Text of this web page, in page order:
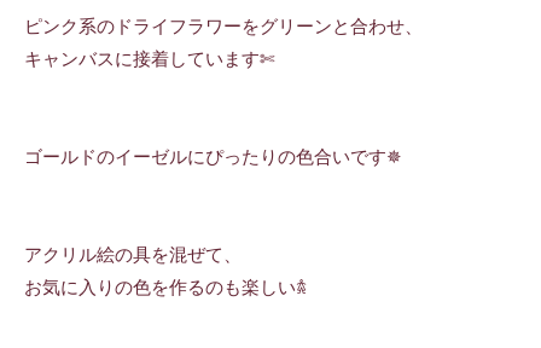
ピンク系のドライフラワーをグリーンと合わせ、
キャンバスに接着しています✄
ゴールドのイーゼルにぴったりの色合いです✵
アクリル絵の具を混ぜて、
お気に入りの色を作るのも楽しい𖠋